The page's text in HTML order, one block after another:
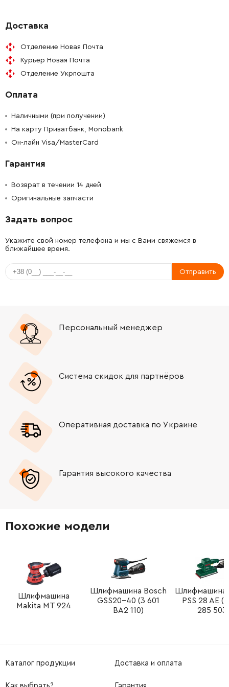
188761-3
191971-3 127.00 Грн
643929-3 19.00 Грн
326009-7 194.00 Грн
213445-5 18.00 Грн
317821-6 141.00 Грн - +
Доставка
Отделение Новая Почта
Курьер Новая Почта
Отделение Укрпошта
Оплата
Наличными (при получении)
На карту Приватбанк, Monobank
Он-лайн Visa/MasterCard
Гарантия
Возврат в течении 14 дней
Оригинальные запчасти
Задать вопрос
Укажите свой номер телефона и мы с Вами свяжемся в
ближайшее время.
Отправить
Персональный менеджер
Система скидок для партнёров
Оперативная доставка по Украине
Гарантия высокого качества
Похожие модели
Шлифмашина
Makita MT 924
Шлифмашина Bosch
GSS20-40 (3 601
BA2 110)
Шлифмашина
PSS 28 AE
285 503)
Каталог продукции Доставка и оплата